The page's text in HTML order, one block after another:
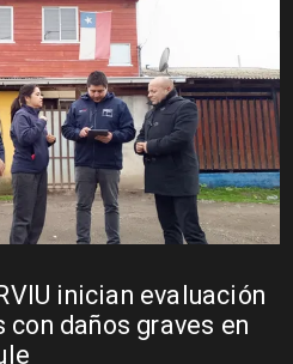
inician evaluación
daños graves en